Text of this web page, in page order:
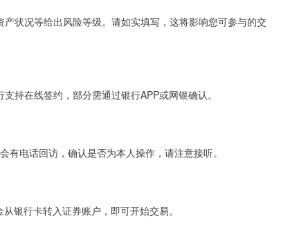
状况等给出风险等级。请如实填写，这将影响您可参与的交
持在线签约，部分需通过银行APP或网银确认。
电话回访，确认是否为本人操作，请注意接听。
银行卡转入证券账户，即可开始交易。